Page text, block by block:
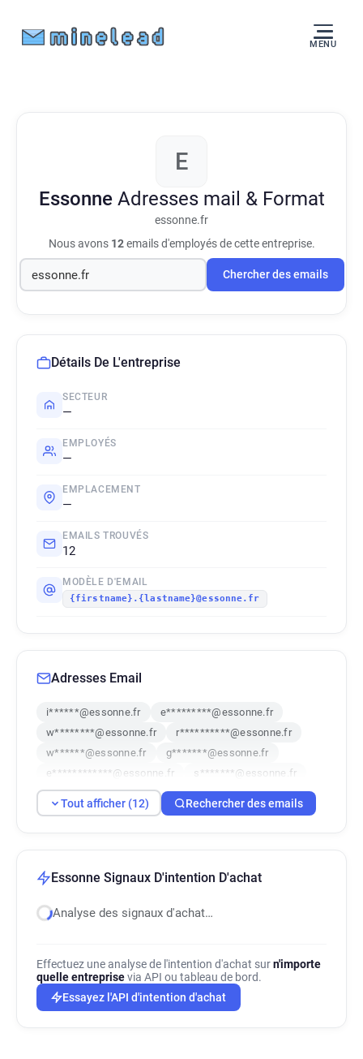
MENU
E
Essonne Adresses mail & Format
essonne.fr
Nous avons 12emails d'employés de cette entreprise.
Chercher des emails
Détails De L'entreprise
SECTEUR
—
EMPLOYÉS
—
EMPLACEMENT
—
EMAILS TROUVÉS
12
MODÈLE D'EMAIL
{firstname}.{lastname}@essonne.fr
Adresses Email
i******@essonne.fr
e*********@essonne.fr
w********@essonne.fr
r**********@essonne.fr
w******@essonne.fr
g*******@essonne.fr
e************@essonne.fr
s*******@essonne.fr
x*******@essonne.fr
l************@essonne.fr
h*****@essonne.fr
r******@essonne.fr
Tout afficher (12) Rechercher des emails
Essonne Signaux D'intention D'achat
Analyse des signaux d'achat…
Effectuez une analyse de l'intention d'achat surn'importe
quelle entreprisevia API ou tableau de bord.
Essayez l'API d'intention d'achat